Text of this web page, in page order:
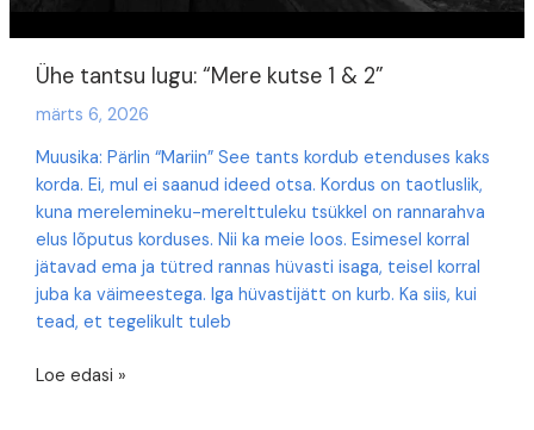
Ühe tantsu lugu: “Mere kutse 1 & 2”
märts 6, 2026
Muusika: Pärlin “Mariin” See tants kordub etenduses kaks
korda. Ei, mul ei saanud ideed otsa. Kordus on taotluslik,
kuna merelemineku-merelttuleku tsükkel on rannarahva
elus lõputus korduses. Nii ka meie loos. Esimesel korral
jätavad ema ja tütred rannas hüvasti isaga, teisel korral
juba ka väimeestega. Iga hüvastijätt on kurb. Ka siis, kui
tead, et tegelikult tuleb
Ühe
Loe edasi »